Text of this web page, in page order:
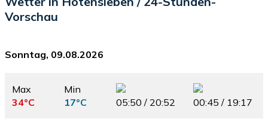
Vorschau
Sonntag, 09.08.2026
Max
34°C
Min
17°C
05:50 / 20:52 00:45 / 19:17